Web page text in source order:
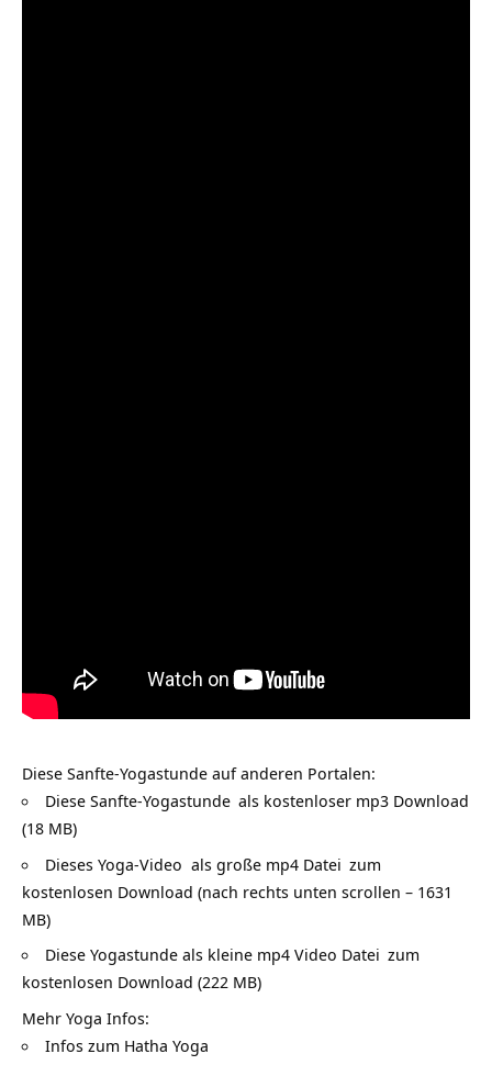
Diese Sanfte-Yogastunde auf anderen Portalen:
Diese Sanfte-Yogastunde als kostenloser mp3 Download
(18 MB)
Dieses Yoga-Video als große mp4 Datei zum
kostenlosen Download (nach rechts unten scrollen – 1631
MB)
Diese Yogastunde als kleine mp4 Video Datei zum
kostenlosen Download (222 MB)
Mehr Yoga Infos:
Infos zum Hatha Yoga